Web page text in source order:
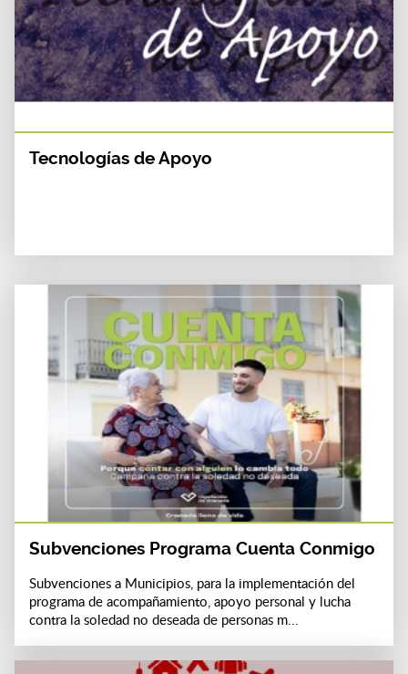
Tecnologías de Apoyo
Subvenciones Programa Cuenta Conmigo
Subvenciones a Municipios, para la implementación del
programa de acompañamiento, apoyo personal y lucha
contra la soledad no deseada de personas m...